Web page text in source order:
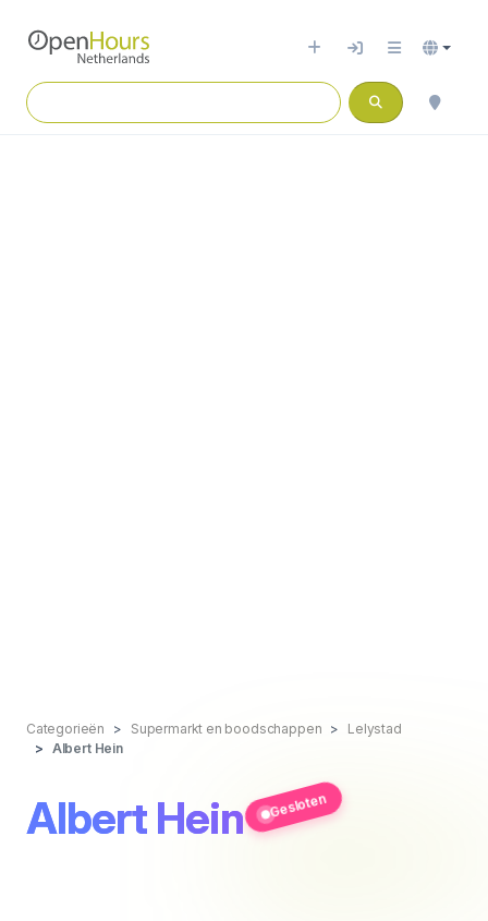
Categorieën Supermarkt en boodschappen
Lelystad
Albert Hein
Albert Hein Gesloten